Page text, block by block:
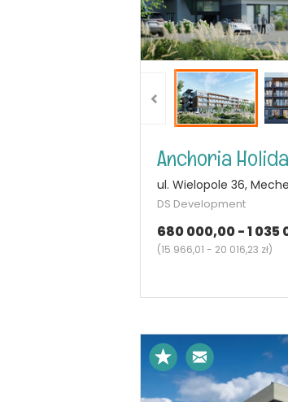
Anchoria
ul. Wielopole 36,
DS Development
680 000,00 - 1 035
(15 966,01 - 20 016,23 zł)